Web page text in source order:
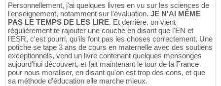
Personnellement, j'ai quelques livres en vu sur les sciences de
l'enseignement, notamment sur l'évaluation. JE N'AI MÊME
PAS LE TEMPS DE LES LIRE. Et derrière, on vient
régulièrement te rajouter une couche en disant que l'EN et
l'ESR, c'est pourri, qu'ils font pas les choses correctement. Une
potiche se tape 3 ans de cours en maternelle avec des soutiens
exceptionnels, vend un livre contenant quelques mensonges
aujourd'hui découvert, et fait maintenant le tour de la France
pour nous moraliser, en disant qu'on est trop des cons, et que
sa méthode d'éducation elle marche mieux.